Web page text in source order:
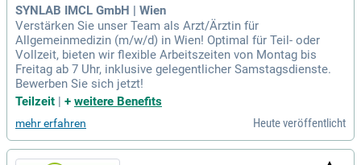
SYNLAB IMCL GmbH | Wien
Verstärken Sie unser Team als Arzt/Ärztin für
Allgemeinmedizin (m/w/d) in Wien! Optimal für Teil- oder
Vollzeit, bieten wir flexible Arbeitszeiten von Montag bis
Freitag ab 7 Uhr, inklusive gelegentlicher Samstagsdienste.
Bewerben Sie sich jetzt!
Teilzeit | + weitere Benefits
mehr erfahren Heute veröffentlicht